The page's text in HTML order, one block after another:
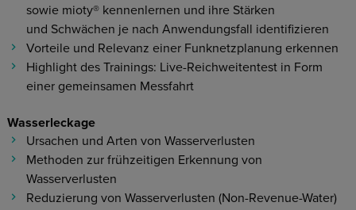
sowie mioty® kennenlernen und ihre Stärken
und Schwächen je nach Anwendungsfall identifizieren​
Vorteile und Relevanz einer Funknetzplanung erkennen
Highlight des Trainings: Live-Reichweitentest in Form
einer gemeinsamen Messfahrt
Wasserleckage
Ursachen und Arten von Wasserverlusten​
Methoden zur frühzeitigen Erkennung von
Wasserverlusten​
Reduzierung von Wasserverlusten (Non-Revenue-Water)